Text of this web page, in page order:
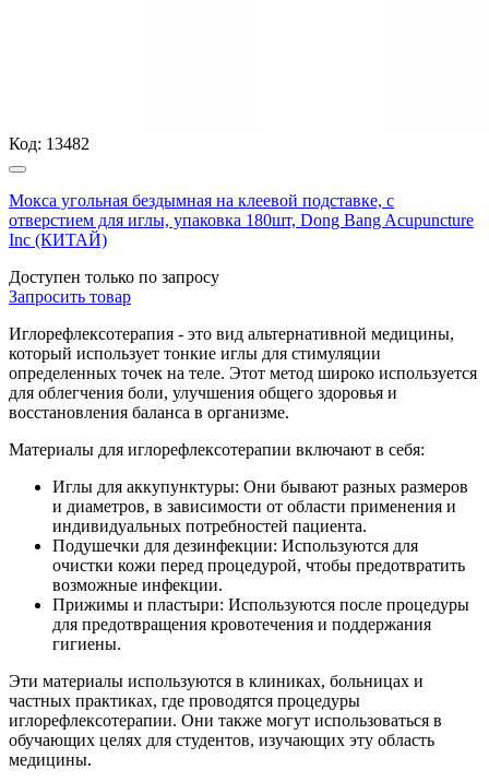
Код: 13482
Мокса угольная бездымная на клеевой подставке, с
отверстием для иглы, упаковка 180шт, Dong Bang Acupuncture
Inc (КИТАЙ)
Доступен только по запросу
Запросить товар
Иглорефлексотерапия - это вид альтернативной медицины,
который использует тонкие иглы для стимуляции
определенных точек на теле. Этот метод широко используется
для облегчения боли, улучшения общего здоровья и
восстановления баланса в организме.
Материалы для иглорефлексотерапии включают в себя:
Иглы для аккупунктуры: Они бывают разных размеров
и диаметров, в зависимости от области применения и
индивидуальных потребностей пациента.
Подушечки для дезинфекции: Используются для
очистки кожи перед процедурой, чтобы предотвратить
возможные инфекции.
Прижимы и пластыри: Используются после процедуры
для предотвращения кровотечения и поддержания
гигиены.
Эти материалы используются в клиниках, больницах и
частных практиках, где проводятся процедуры
иглорефлексотерапии. Они также могут использоваться в
обучающих целях для студентов, изучающих эту область
медицины.